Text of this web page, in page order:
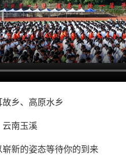
故乡、高原水乡
云南玉溪
新的姿态等待你的到来